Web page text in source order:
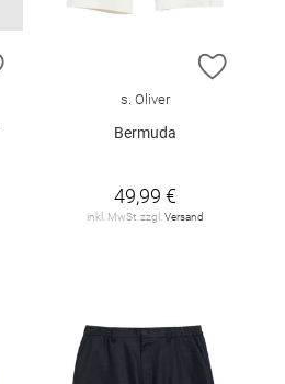
ZUR WUNSCHLISTE HINZUFÜGEN
ZUR
s. Oliver
Bermuda
49,99 €
inkl. MwSt. zzgl. Versand